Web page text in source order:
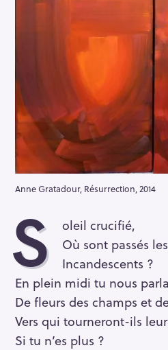
Anne Gratadour, Résurrection, 2014
S
oleil crucifié,
Où sont passés
Incandescents ?
En plein midi tu nous
De fleurs des champs et
Vers qui tourneront-ils
Si tu n’es plus ?